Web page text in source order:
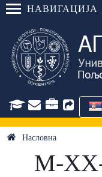
НАВИГАЦИЈА
Насловна
М-